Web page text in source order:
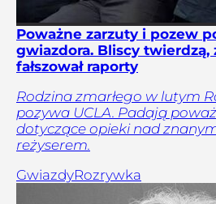
Poważne zarzuty i pozew
gwiazdora. Bliscy twierdzą,
fałszował raporty
Rodzina zmarłego w lutym
pozywa UCLA. Padają
dotyczące opieki nad
reżyserem.
GwiazdyRozrywka